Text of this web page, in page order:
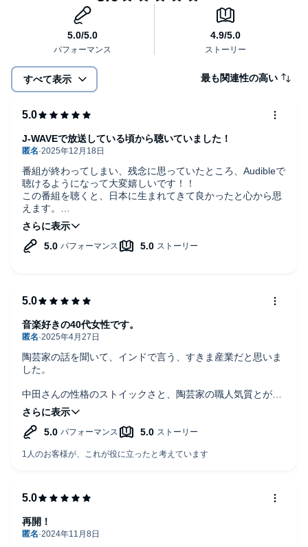
すべて表示 最も関連性の高い
番組が終わってしまい、残念に思っていたところ、Audibleで
聴けるようになって大変嬉しいです！！
この番組を聴くと、日本に生まれてきて良かったと心から思
えます。
聴くだけで終わらせず、実際に産地を訪れてみたり、共感で
きる活動に参加したりしたいです。
これからも楽しい番組を期待しています！
J-WAVEで放送している頃から聴いていました！
陶芸家の話を聞いて、インドで言う、すきま産業だと思いま
した。
中田さんの性格のストイックさと、陶芸家の職人気質とが、
リンクしています。
将来の職業選択に、子ども達が聞いてもいいもの！
音楽好きの40代女性です。
再開！